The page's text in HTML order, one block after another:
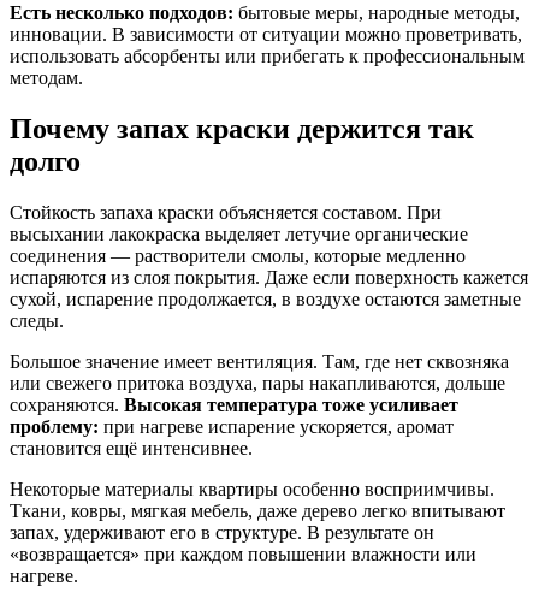
Есть несколько подходов: бытовые меры, народные методы,
инновации. В зависимости от ситуации можно проветривать,
использовать абсорбенты или прибегать к профессиональным
методам.
Почему запах краски держится так
долго
Стойкость запаха краски объясняется составом. При
высыхании лакокраска выделяет летучие органические
соединения — растворители смолы, которые медленно
испаряются из слоя покрытия. Даже если поверхность кажется
сухой, испарение продолжается, в воздухе остаются заметные
следы.
Большое значение имеет вентиляция. Там, где нет сквозняка
или свежего притока воздуха, пары накапливаются, дольше
сохраняются. Высокая температура тоже усиливает
проблему: при нагреве испарение ускоряется, аромат
становится ещё интенсивнее.
Некоторые материалы квартиры особенно восприимчивы.
Ткани, ковры, мягкая мебель, даже дерево легко впитывают
запах, удерживают его в структуре. В результате он
«возвращается» при каждом повышении влажности или
нагреве.